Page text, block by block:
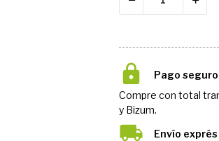
Pago seguro
Compre con total
y Bizum.
Envío exprés